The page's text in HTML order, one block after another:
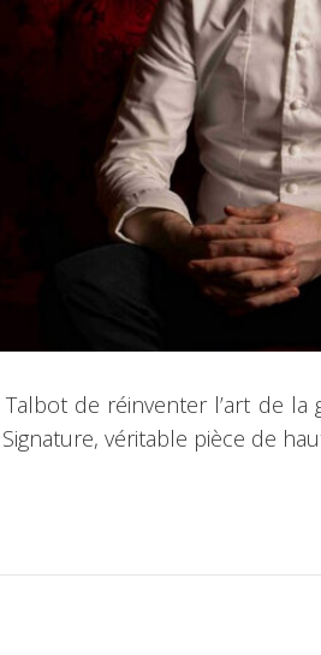
de réinventer l’art de la
véritable pièce de